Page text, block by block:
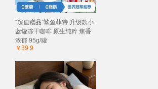
“超值赠品”鲨鱼菲特 升级款小
蓝罐冻干咖啡 原生纯粹 焦香
浓郁 95g/罐
￥39.9